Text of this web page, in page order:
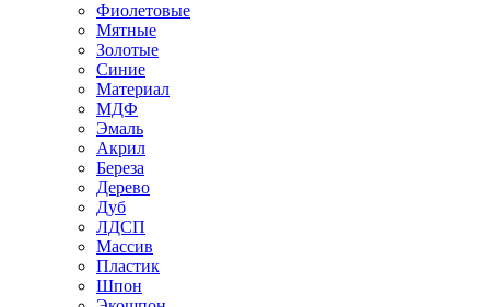
Фиолетовые
Мятные
Золотые
Синие
Материал
МДФ
Эмаль
Акрил
Береза
Дерево
Дуб
ЛДСП
Массив
Пластик
Шпон